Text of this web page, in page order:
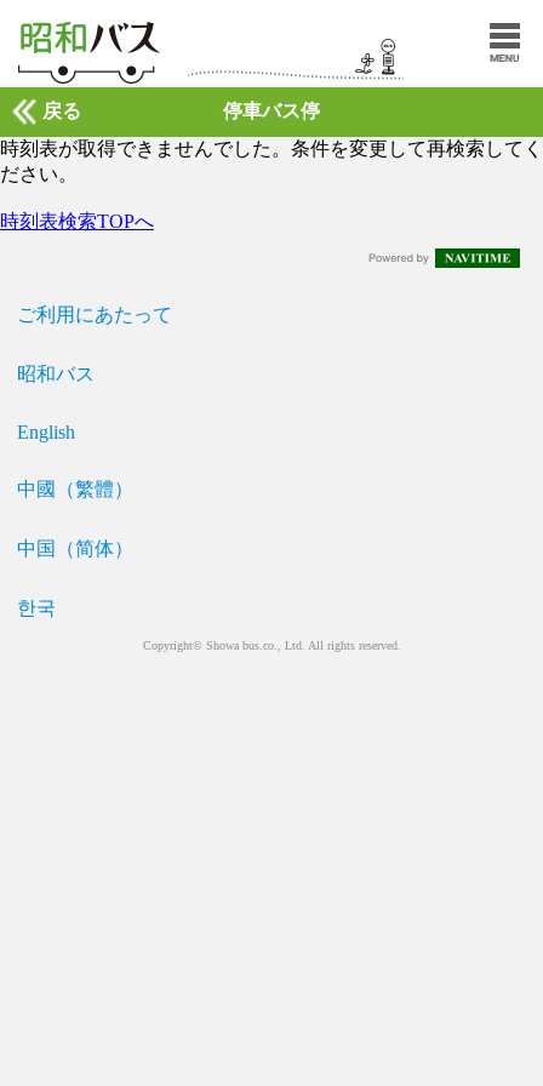
停車バス停
戻る
時刻表が取得できませんでした。条件を変更して再検索してく
ださい。
時刻表検索TOPへ
ご利用にあたって
昭和バス
English
中國（繁體）
中国（简体）
한국
Copyright© Showa bus.co., Ltd. All rights reserved.